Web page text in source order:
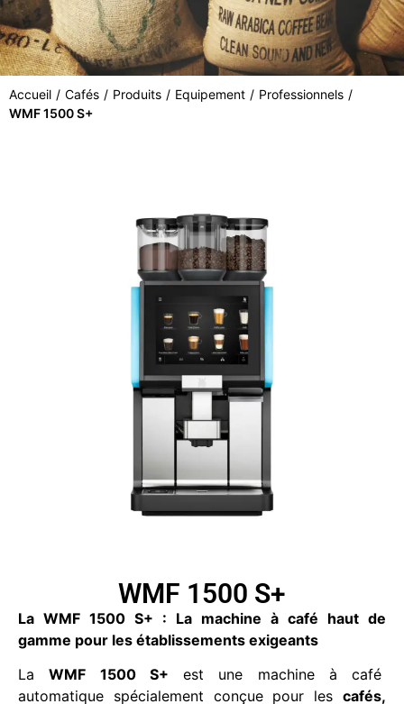
Accueil / Cafés / Produits / Equipement / Professionnels /
WMF 1500 S+
WMF 1500 S+
La WMF 1500 S+ : La machine à café haut de
gamme pour les établissements exigeants
LaWMF 1500 S+ est une machine à café
automatique spécialement conçue pour les cafés,